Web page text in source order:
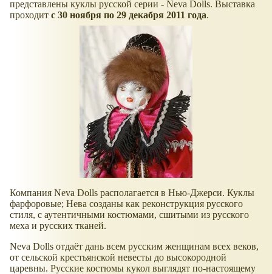
представлены куклы русской серии - Neva Dolls. Выставка
проходит с 30 ноября по 29 декабря 2011 года.
Компания Neva Dolls располагается в Нью-Джерси. Куклы
фарфоровые; Нева созданы как реконструкция русского
стиля, с аутентичными костюмами, сшитыми из русского
меха и русских тканей.
Neva Dolls отдаёт дань всем русским женщинам всех веков,
от сельской крестьянской невесты до высокородной
царевны. Русские костюмы кукол выглядят по-настоящему